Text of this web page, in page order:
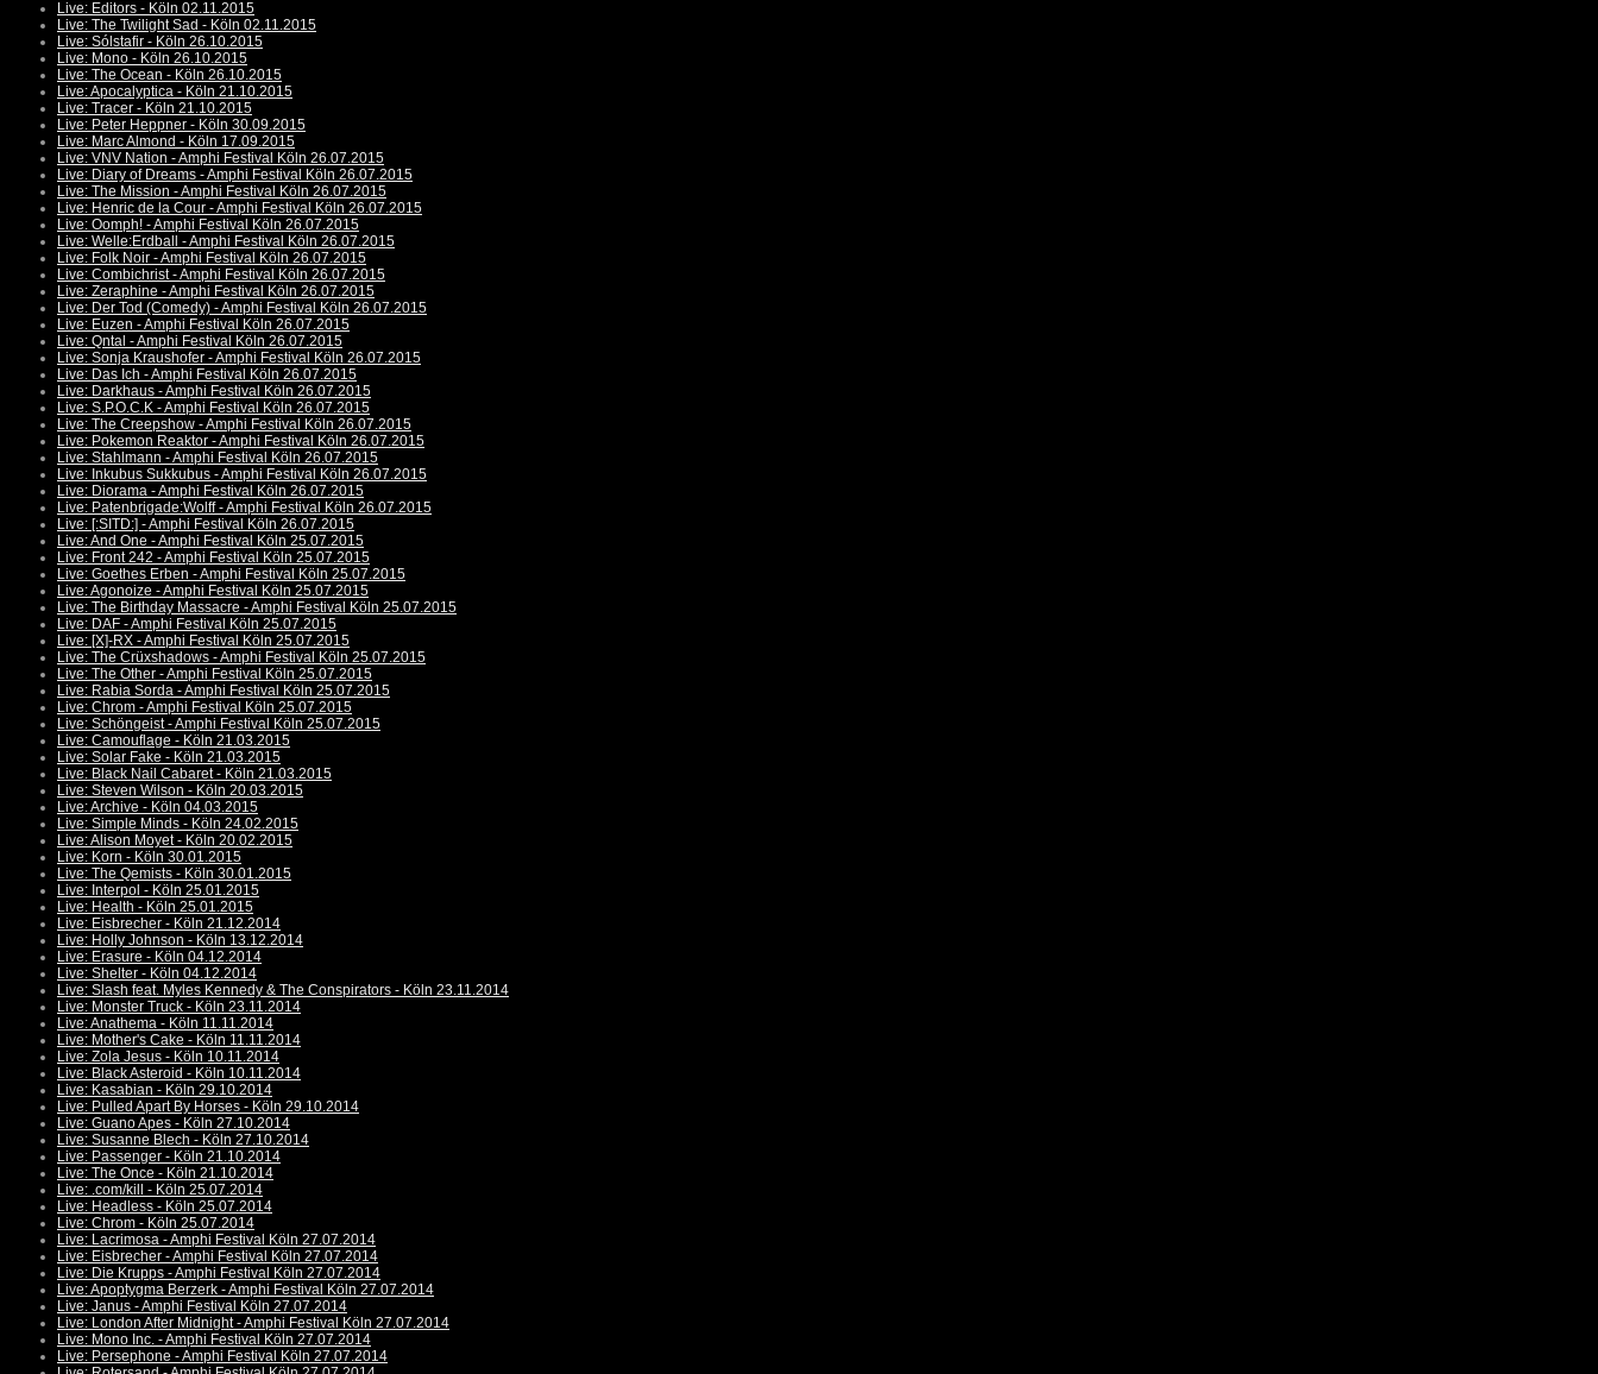
Live: Editors - Köln 02.11.2015
Live: The Twilight Sad - Köln 02.11.2015
Live: Sólstafir - Köln 26.10.2015
Live: Mono - Köln 26.10.2015
Live: The Ocean - Köln 26.10.2015
Live: Apocalyptica - Köln 21.10.2015
Live: Tracer - Köln 21.10.2015
Live: Peter Heppner - Köln 30.09.2015
Live: Marc Almond - Köln 17.09.2015
Live: VNV Nation - Amphi Festival Köln 26.07.2015
Live: Diary of Dreams - Amphi Festival Köln 26.07.2015
Live: The Mission - Amphi Festival Köln 26.07.2015
Live: Henric de la Cour - Amphi Festival Köln 26.07.2015
Live: Oomph! - Amphi Festival Köln 26.07.2015
Live: Welle:Erdball - Amphi Festival Köln 26.07.2015
Live: Folk Noir - Amphi Festival Köln 26.07.2015
Live: Combichrist - Amphi Festival Köln 26.07.2015
Live: Zeraphine - Amphi Festival Köln 26.07.2015
Live: Der Tod (Comedy) - Amphi Festival Köln 26.07.2015
Live: Euzen - Amphi Festival Köln 26.07.2015
Live: Qntal - Amphi Festival Köln 26.07.2015
Live: Sonja Kraushofer - Amphi Festival Köln 26.07.2015
Live: Das Ich - Amphi Festival Köln 26.07.2015
Live: Darkhaus - Amphi Festival Köln 26.07.2015
Live: S.P.O.C.K - Amphi Festival Köln 26.07.2015
Live: The Creepshow - Amphi Festival Köln 26.07.2015
Live: Pokemon Reaktor - Amphi Festival Köln 26.07.2015
Live: Stahlmann - Amphi Festival Köln 26.07.2015
Live: Inkubus Sukkubus - Amphi Festival Köln 26.07.2015
Live: Diorama - Amphi Festival Köln 26.07.2015
Live: Patenbrigade:Wolff - Amphi Festival Köln 26.07.2015
Live: [:SITD:] - Amphi Festival Köln 26.07.2015
Live: And One - Amphi Festival Köln 25.07.2015
Live: Front 242 - Amphi Festival Köln 25.07.2015
Live: Goethes Erben - Amphi Festival Köln 25.07.2015
Live: Agonoize - Amphi Festival Köln 25.07.2015
Live: The Birthday Massacre - Amphi Festival Köln 25.07.2015
Live: DAF - Amphi Festival Köln 25.07.2015
Live: [X]-RX - Amphi Festival Köln 25.07.2015
Live: The Crüxshadows - Amphi Festival Köln 25.07.2015
Live: The Other - Amphi Festival Köln 25.07.2015
Live: Rabia Sorda - Amphi Festival Köln 25.07.2015
Live: Chrom - Amphi Festival Köln 25.07.2015
Live: Schöngeist - Amphi Festival Köln 25.07.2015
Live: Camouflage - Köln 21.03.2015
Live: Solar Fake - Köln 21.03.2015
Live: Black Nail Cabaret - Köln 21.03.2015
Live: Steven Wilson - Köln 20.03.2015
Live: Archive - Köln 04.03.2015
Live: Simple Minds - Köln 24.02.2015
Live: Alison Moyet - Köln 20.02.2015
Live: Korn - Köln 30.01.2015
Live: The Qemists - Köln 30.01.2015
Live: Interpol - Köln 25.01.2015
Live: Health - Köln 25.01.2015
Live: Eisbrecher - Köln 21.12.2014
Live: Holly Johnson - Köln 13.12.2014
Live: Erasure - Köln 04.12.2014
Live: Shelter - Köln 04.12.2014
Live: Slash feat. Myles Kennedy & The Conspirators - Köln 23.11.2014
Live: Monster Truck - Köln 23.11.2014
Live: Anathema - Köln 11.11.2014
Live: Mother's Cake - Köln 11.11.2014
Live: Zola Jesus - Köln 10.11.2014
Live: Black Asteroid - Köln 10.11.2014
Live: Kasabian - Köln 29.10.2014
Live: Pulled Apart By Horses - Köln 29.10.2014
Live: Guano Apes - Köln 27.10.2014
Live: Susanne Blech - Köln 27.10.2014
Live: Passenger - Köln 21.10.2014
Live: The Once - Köln 21.10.2014
Live: .com/kill - Köln 25.07.2014
Live: Headless - Köln 25.07.2014
Live: Chrom - Köln 25.07.2014
Live: Lacrimosa - Amphi Festival Köln 27.07.2014
Live: Eisbrecher - Amphi Festival Köln 27.07.2014
Live: Die Krupps - Amphi Festival Köln 27.07.2014
Live: Apoptygma Berzerk - Amphi Festival Köln 27.07.2014
Live: Janus - Amphi Festival Köln 27.07.2014
Live: London After Midnight - Amphi Festival Köln 27.07.2014
Live: Mono Inc. - Amphi Festival Köln 27.07.2014
Live: Persephone - Amphi Festival Köln 27.07.2014